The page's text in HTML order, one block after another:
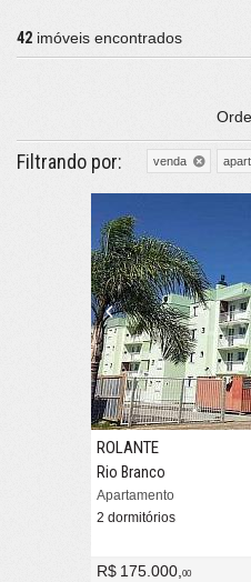
42 imóveis encontrados
Filtrando por: venda
ROLANTE
Rio Branco
Apartamento
2 dormitórios
R$ 175.000,00